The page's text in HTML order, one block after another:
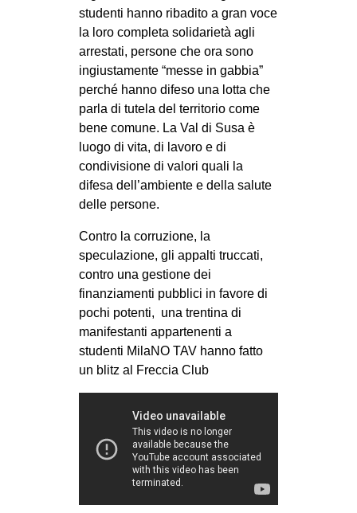
ARTE
CINEMA
MANIFESTI
MUSICA
RECENSIONI
INTERNAZIONALE
AFRICA
ESTREMO ORIENTE
EUROPA
MEDIO ORIENTE
EVENTI
in
Fb
tw
studenti hanno ribadito a gran voce
la loro completa solidarietà agli
arrestati, persone che ora sono
ingiustamente “messe in gabbia”
perché hanno difeso una lotta che
parla di tutela del territorio come
bene comune. La Val di Susa è
luogo di vita, di lavoro e di
condivisione di valori quali la
difesa dell’ambiente e della salute
delle persone.
Contro la corruzione, la
speculazione, gli appalti truccati,
contro una gestione dei
finanziamenti pubblici in favore di
pochi potenti, una trentina di
manifestanti appartenenti a
studenti MilaNO TAV hanno fatto
un blitz al Freccia Club